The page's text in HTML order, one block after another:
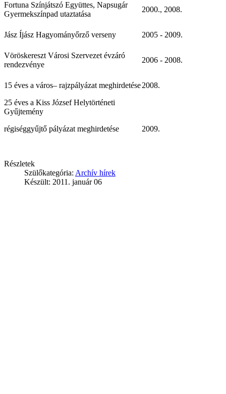
Fortuna Színjátszó Együttes, Napsugár
Gyermekszínpad utaztatása
2000., 2008.
Jász Íjász Hagyományőrző verseny 2005 - 2009.
Vöröskereszt Városi Szervezet évzáró
rendezvénye
2006 - 2008.
15 éves a város– rajzpályázat meghirdetése2008.
25 éves a Kiss József Helytörténeti
Gyűjtemény
régiséggyűjtő pályázat meghirdetése
2009.
Részletek
Szülőkategória: Archív hírek
Készült: 2011. január 06